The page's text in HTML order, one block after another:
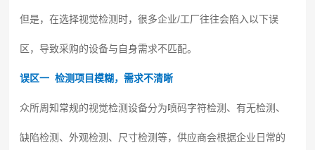
但是，在选择视觉检测时，很多企业/工厂往往会陷入以下误
区，导致采购的设备与自身需求不匹配。
误区一 检测项目模糊，需求不清晰
众所周知常规的视觉检测设备分为喷码字符检测、有无检测、
缺陷检测、外观检测、尺寸检测等，供应商会根据企业日常的